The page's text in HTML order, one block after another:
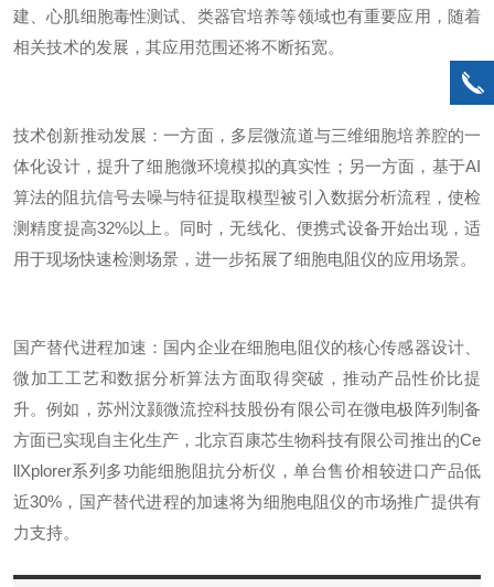
建、心肌细胞毒性测试、类器官培养等领域也有重要应用，随着
相关技术的发展，其应用范围还将不断拓宽。
技术创新推动发展：一方面，多层微流道与三维细胞培养腔的一
体化设计，提升了细胞微环境模拟的真实性；另一方面，基于AI
算法的阻抗信号去噪与特征提取模型被引入数据分析流程，使检
测精度提高32%以上。同时，无线化、便携式设备开始出现，适
用于现场快速检测场景，进一步拓展了细胞电阻仪的应用场景。
国产替代进程加速：国内企业在细胞电阻仪的核心传感器设计、
微加工工艺和数据分析算法方面取得突破，推动产品性价比提
升。例如，苏州汶颢微流控科技股份有限公司在微电极阵列制备
方面已实现自主化生产，北京百康芯生物科技有限公司推出的Ce
llXplorer系列多功能细胞阻抗分析仪，单台售价相较进口产品低
近30%，国产替代进程的加速将为细胞电阻仪的市场推广提供有
力支持。